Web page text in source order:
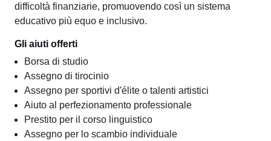
difficoltà finanziarie, promuovendo così un sistema
educativo più equo e inclusivo.
Gli aiuti offerti
Borsa di studio
Assegno di tirocinio
Assegno per sportivi d'élite o talenti artistici
Aiuto al perfezionamento professionale
Prestito per il corso linguistico
Assegno per lo scambio individuale